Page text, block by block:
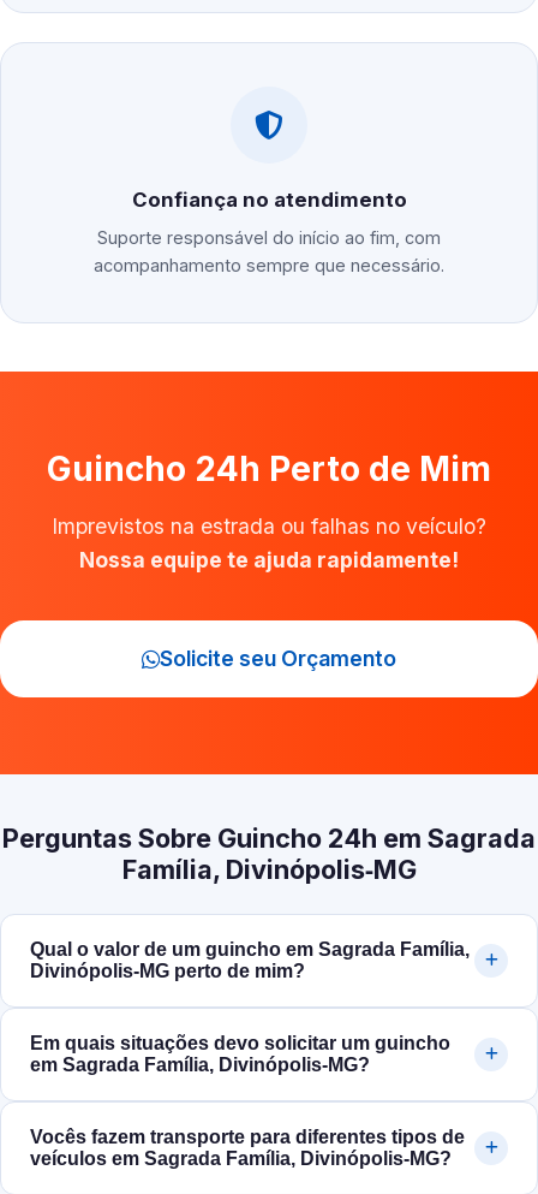
Confiança no atendimento
Suporte responsável do início ao fim, com
acompanhamento sempre que necessário.
Guincho 24h Perto de Mim
Imprevistos na estrada ou falhas no veículo?
Nossa equipe te ajuda rapidamente!
Solicite seu Orçamento
Perguntas Sobre Guincho 24h em Sagrada
Família, Divinópolis‑MG
Qual o valor de um guincho em Sagrada Família,
Divinópolis‑MG perto de mim?
Em quais situações devo solicitar um guincho
em Sagrada Família, Divinópolis‑MG?
Vocês fazem transporte para diferentes tipos de
veículos em Sagrada Família, Divinópolis‑MG?